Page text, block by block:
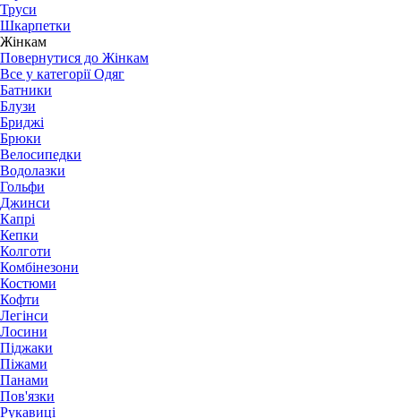
Труси
Шкарпетки
Жінкам
Повернутися до Жінкам
Все у категорії Одяг
Батники
Блузи
Бриджі
Брюки
Велосипедки
Водолазки
Гольфи
Джинси
Капрі
Кепки
Колготи
Комбінезони
Костюми
Кофти
Легінси
Лосини
Піджаки
Піжами
Панами
Пов'язки
Рукавиці